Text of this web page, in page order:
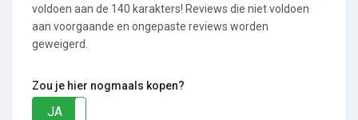
voldoen aan de 140 karakters! Reviews die niet voldoen
aan voorgaande en ongepaste reviews worden
geweigerd.
Zou je hier nogmaals kopen?
JA